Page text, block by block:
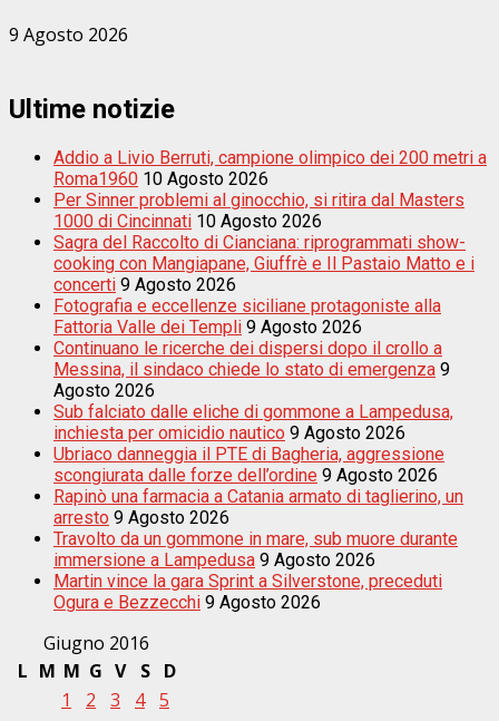
9 Agosto 2026
Ultime notizie
Addio a Livio Berruti, campione olimpico dei 200 metri a
Roma1960 10 Agosto 2026
Per Sinner problemi al ginocchio, si ritira dal Masters
1000 di Cincinnati 10 Agosto 2026
Sagra del Raccolto di Cianciana: riprogrammati show-
cooking con Mangiapane, Giuffrè e Il Pastaio Matto e i
concerti 9 Agosto 2026
Fotografia e eccellenze siciliane protagoniste alla
Fattoria Valle dei Templi 9 Agosto 2026
Continuano le ricerche dei dispersi dopo il crollo a
Messina, il sindaco chiede lo stato di emergenza 9
Agosto 2026
Sub falciato dalle eliche di gommone a Lampedusa,
inchiesta per omicidio nautico 9 Agosto 2026
Ubriaco danneggia il PTE di Bagheria, aggressione
scongiurata dalle forze dell’ordine 9 Agosto 2026
Rapinò una farmacia a Catania armato di taglierino, un
arresto 9 Agosto 2026
Travolto da un gommone in mare, sub muore durante
immersione a Lampedusa 9 Agosto 2026
Martin vince la gara Sprint a Silverstone, preceduti
Ogura e Bezzecchi 9 Agosto 2026
Giugno 2016
L M M G V S
D
1
2 3 4 5